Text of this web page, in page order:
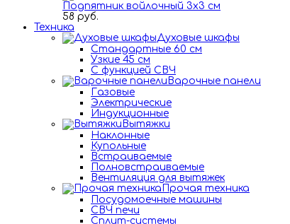
Подпятник войлочный 3х3 см
58 руб.
Техника
Духовые шкафы
Стандартные 60 см
Узкие 45 см
С функцией СВЧ
Варочные панели
Газовые
Электрические
Индукционные
Вытяжки
Наклонные
Купольные
Встраиваемые
Полновстраиваемые
Вентиляция для вытяжек
Прочая техника
Посудомоечные машины
СВЧ печи
Сплит-системы